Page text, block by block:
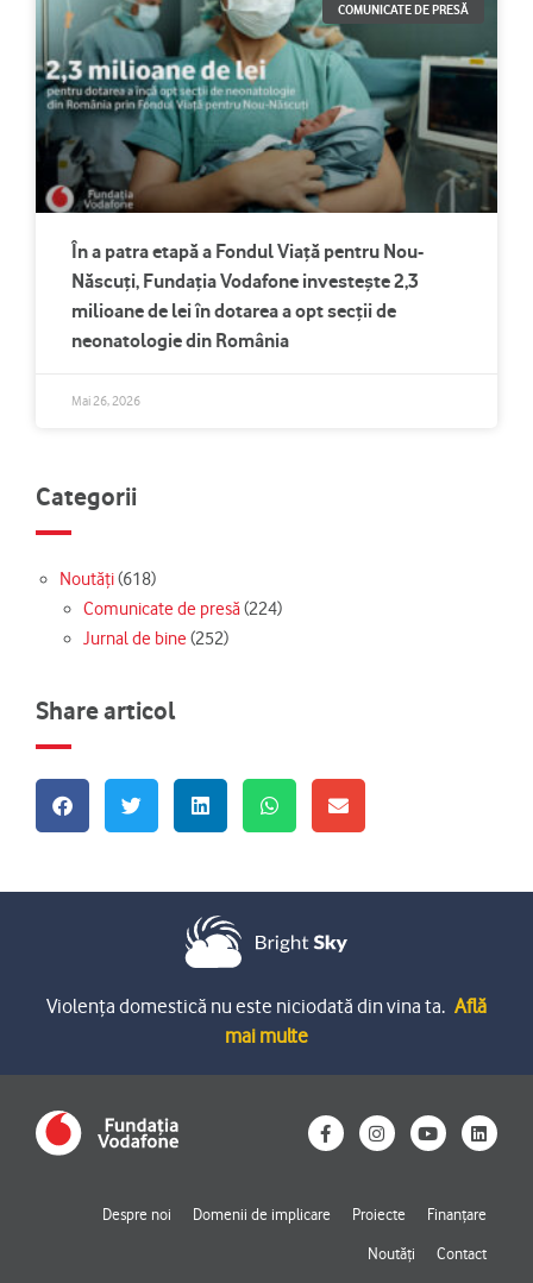
COMUNICATE DE PRESĂ
În a patra etapă a Fondul Viață pentru Nou-
Născuți, Fundația Vodafone investește 2,3
milioane de lei în dotarea a opt secții de
neonatologie din România
Mai 26, 2026
Categorii
Noutăți(618)
Comunicate de presă(224)
Jurnal de bine (252)
Share articol
Violența domestică nu este niciodată din vina ta. Află
mai multe
F
a
o
I
n
g
a
m
Y
o
b
L
i
d
n
Despre noi Domenii de implicare Proiecte Finanțare
Noutăți Contact